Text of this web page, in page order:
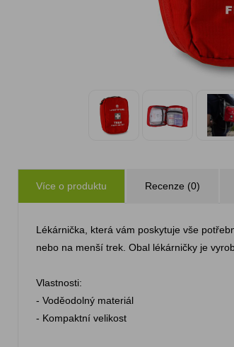
Více o produktu Recenze (0)
Lékárnička, která vám poskytuje vše
nebo na menší trek. Obal lékárničky je
Vlastnosti:
- Voděodolný materiál
- Kompaktní velikost